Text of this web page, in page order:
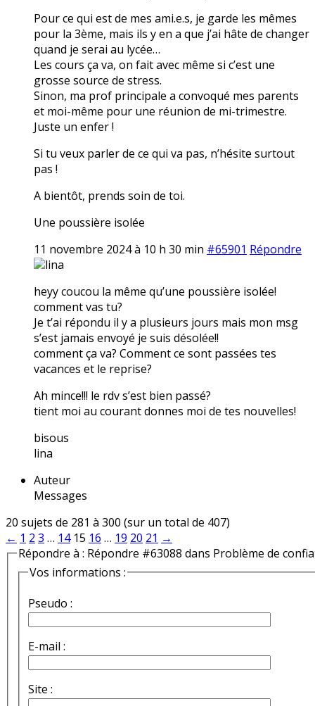
Pour ce qui est de mes ami.e.s, je garde les mêmes
pour la 3ème, mais ils y en a que j’ai hâte de changer
quand je serai au lycée…
Les cours ça va, on fait avec même si c’est une
grosse source de stress.
Sinon, ma prof principale a convoqué mes parents
et moi-même pour une réunion de mi-trimestre.
Juste un enfer !
Si tu veux parler de ce qui va pas, n’hésite surtout
pas !
A bientôt, prends soin de toi.
Une poussière isolée
11 novembre 2024 à 10 h 30 min #65901 Répondre
lina
heyy coucou la même qu’une poussière isolée!
comment vas tu?
Je t’ai répondu il y a plusieurs jours mais mon msg
s’est jamais envoyé je suis désolée!!
comment ça va? Comment ce sont passées tes
vacances et le reprise?
Ah mince!!! le rdv s’est bien passé?
tient moi au courant donnes moi de tes nouvelles!
bisous
lina
Auteur
Messages
20 sujets de 281 à 300 (sur un total de 407)
← 1 2 3 … 14 15 16 … 19 20 21 →
Répondre à : Répondre #63088 dans Problème de
Vos informations :
Pseudo :
E-mail :
Site :